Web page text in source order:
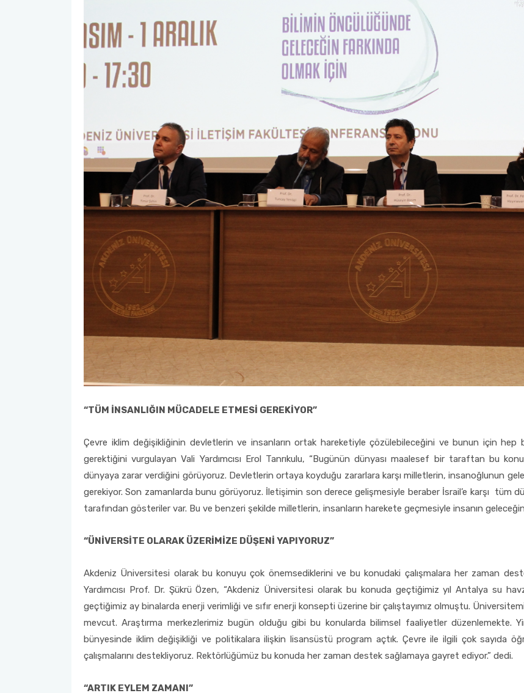
“TÜM İNSANLIĞIN MÜCADELE ETMESİ GEREKİYOR”
Çevre iklim değişikliğinin devletlerin ve insanların ortak hareketiyle çözülebileceğini ve bunun için
gerektiğini vurgulayan Vali Yardımcısı Erol Tanrıkulu, “Bugünün dünyası maalesef bir taraftan bu
dünyaya zarar verdiğini görüyoruz. Devletlerin ortaya koyduğu zararlara karşı milletlerin, insanoğlunun
gerekiyor. Son zamanlarda bunu görüyoruz. İletişimin son derece gelişmesiyle beraber İsrail’e karşı tüm
tarafından gösteriler var. Bu ve benzeri şekilde milletlerin, insanların harekete geçmesiyle insanın
“ÜNİVERSİTE OLARAK ÜZERİMİZE DÜŞENİ YAPIYORUZ”
Akdeniz Üniversitesi olarak bu konuyu çok önemsediklerini ve bu konudaki çalışmalara her zaman
Yardımcısı Prof. Dr. Şükrü Özen, “Akdeniz Üniversitesi olarak bu konuda geçtiğimiz yıl Antalya su
geçtiğimiz ay binalarda enerji verimliği ve sıfır enerji konsepti üzerine bir çalıştayımız olmuştu.
mevcut. Araştırma merkezlerimiz bugün olduğu gibi bu konularda bilimsel faaliyetler düzenlemekte.
bünyesinde iklim değişikliği ve politikalara ilişkin lisansüstü program açtık. Çevre ile ilgili çok sayıda
çalışmalarını destekliyoruz. Rektörlüğümüz bu konuda her zaman destek sağlamaya gayret ediyor.” dedi.
“ARTIK EYLEM ZAMANI”